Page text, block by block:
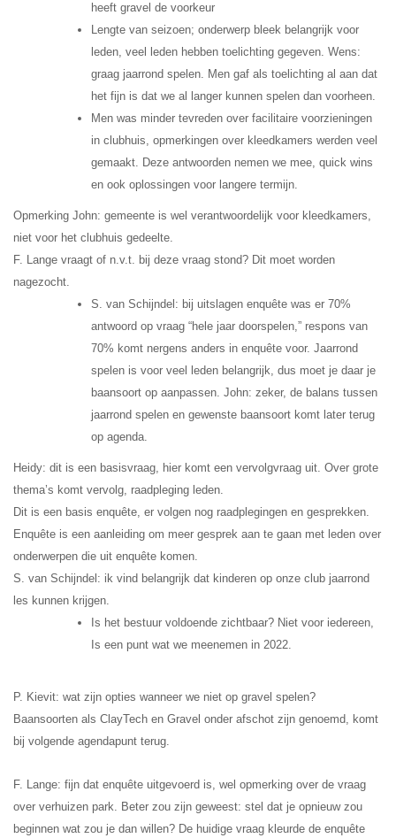
heeft gravel de voorkeur
Lengte van seizoen; onderwerp bleek belangrijk voor
leden, veel leden hebben toelichting gegeven. Wens:
graag jaarrond spelen. Men gaf als toelichting al aan dat
het fijn is dat we al langer kunnen spelen dan voorheen.
Men was minder tevreden over facilitaire voorzieningen
in clubhuis, opmerkingen over kleedkamers werden veel
gemaakt. Deze antwoorden nemen we mee, quick wins
en ook oplossingen voor langere termijn.
Opmerking John: gemeente is wel verantwoordelijk voor kleedkamers,
niet voor het clubhuis gedeelte.
F. Lange vraagt of n.v.t. bij deze vraag stond? Dit moet worden
nagezocht.
S. van Schijndel: bij uitslagen enquête was er 70%
antwoord op vraag “hele jaar doorspelen,” respons van
70% komt nergens anders in enquête voor. Jaarrond
spelen is voor veel leden belangrijk, dus moet je daar je
baansoort op aanpassen. John: zeker, de balans tussen
jaarrond spelen en gewenste baansoort komt later terug
op agenda.
Heidy: dit is een basisvraag, hier komt een vervolgvraag uit. Over grote
thema’s komt vervolg, raadpleging leden.
Dit is een basis enquête, er volgen nog raadplegingen en gesprekken.
Enquête is een aanleiding om meer gesprek aan te gaan met leden over
onderwerpen die uit enquête komen.
S. van Schijndel: ik vind belangrijk dat kinderen op onze club jaarrond
les kunnen krijgen.
Is het bestuur voldoende zichtbaar? Niet voor iedereen,
Is een punt wat we meenemen in 2022.
P. Kievit: wat zijn opties wanneer we niet op gravel spelen?
Baansoorten als ClayTech en Gravel onder afschot zijn genoemd, komt
bij volgende agendapunt terug.
F. Lange: fijn dat enquête uitgevoerd is, wel opmerking over de vraag
over verhuizen park. Beter zou zijn geweest: stel dat je opnieuw zou
beginnen wat zou je dan willen? De huidige vraag kleurde de enquête